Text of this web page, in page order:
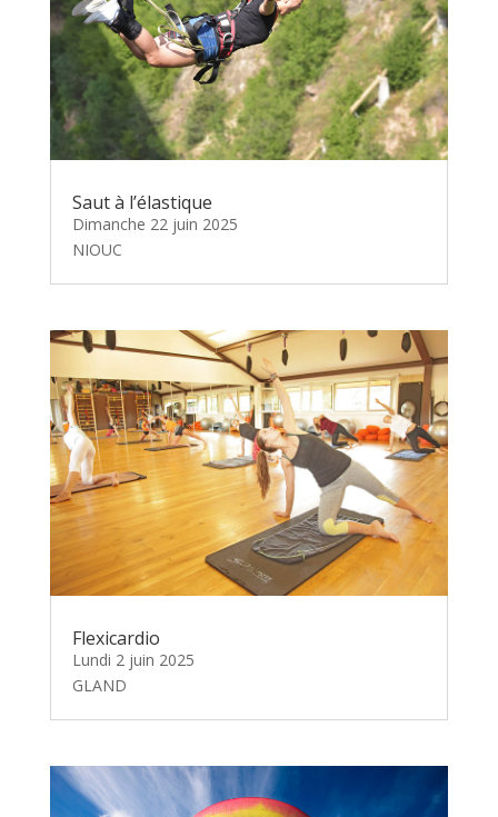
Saut à l’élastique
Dimanche 22 juin 2025
NIOUC
Flexicardio
Lundi 2 juin 2025
GLAND